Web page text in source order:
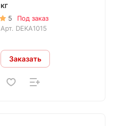
кг
5
Под заказ
Арт. DEKA1015
Заказать